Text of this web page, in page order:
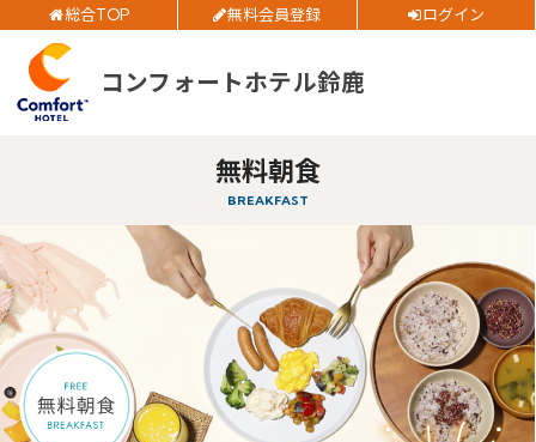
総合TOP 無料会員登録 ログイン
コンフォートホテル鈴鹿
部屋数
大人人数
1室あたり
空室検索
会員特典のご案内
会員登録 ログイン
予約確認・変更・キャンセル
無料朝食
BREAKFAST
ご予約確認・変更・キャンセルフォーム
公式Webサイトからのご予約